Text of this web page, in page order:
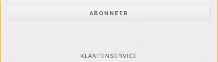
ABONNEER
KLANTENSERVICE